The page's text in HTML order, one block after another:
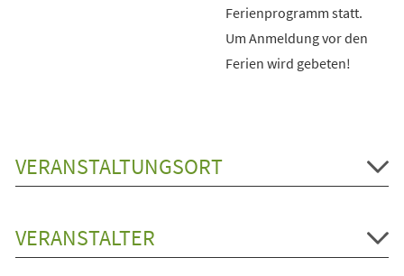
Ferienprogramm statt.
Um Anmeldung vor den
Ferien wird gebeten!
VERANSTALTUNGSORT
VERANSTALTER